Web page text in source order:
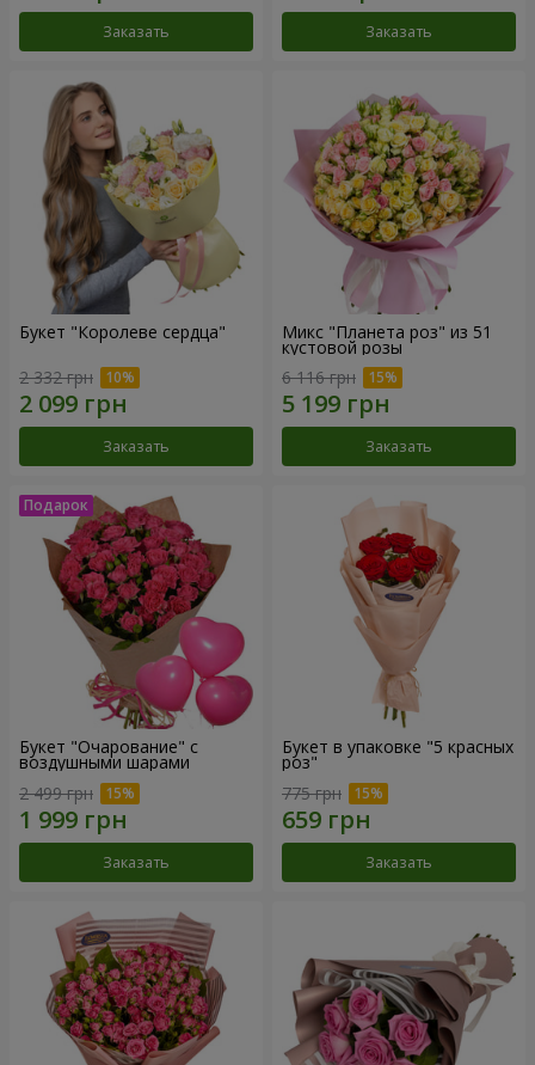
Заказать Заказать
Букет "Королеве сердца"
2 332 грн
Заказать
Микс "Планета роз" из 51
кустовой розы
6 116 грн
Заказать
Букет "Очарование" с
воздушными шарами
2 499 грн
Заказать
Букет в упаковке "5 красных
роз"
775 грн
Заказать